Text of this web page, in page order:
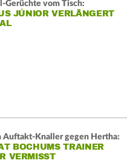
Gerüchte vom Tisch:
JÚNIOR VERLÄNGERT
Auftakt-Knaller gegen Hertha:
BOCHUMS TRAINER
VERMISST